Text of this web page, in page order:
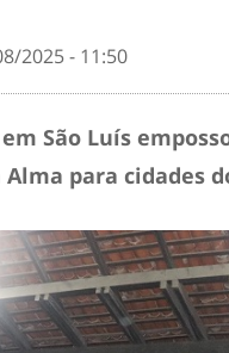
2025 - 11:50
São Luís
para cidades